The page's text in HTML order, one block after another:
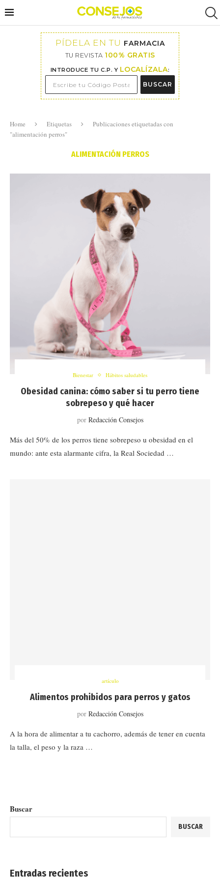
PÍDELA EN TU FARMACIA
TU REVISTA 100% GRATIS
INTRODUCE TU C.P. Y LOCALÍZALA:
BUSCAR
Home Etiquetas
Publicaciones etiquetadas con
"alimentación perros"
ALIMENTACIÓN PERROS
Bienestar Hábitos saludables
Obesidad canina: cómo saber si tu perro tiene
sobrepeso y qué hacer
por Redacción Consejos
Más del 50% de los perros tiene sobrepeso u obesidad en el
mundo: ante esta alarmante cifra, la Real Sociedad …
artículo
Alimentos prohibidos para perros y gatos
por Redacción Consejos
A la hora de alimentar a tu cachorro, además de tener en cuenta
la talla, el peso y la raza …
Buscar
BUSCAR
Entradas recientes